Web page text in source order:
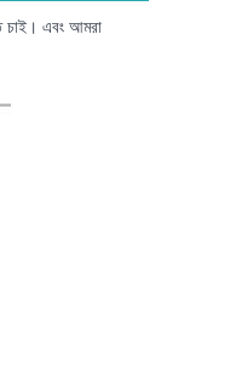
চাই। এবং আমরা